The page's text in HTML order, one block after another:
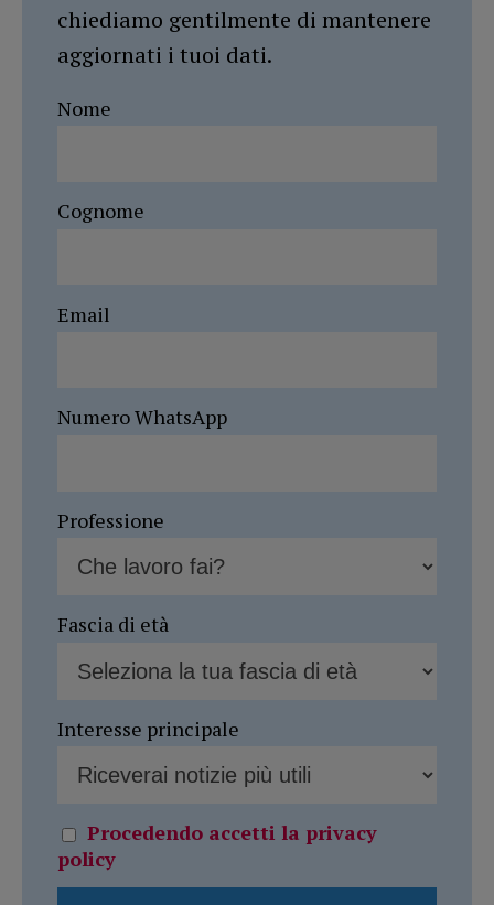
chiediamo gentilmente di mantenere
aggiornati i tuoi dati.
Nome
Cognome
Email
Numero WhatsApp
Professione
Fascia di età
Interesse principale
Procedendo accetti la privacy
policy